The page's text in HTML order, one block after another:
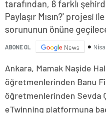
tarafından, 8 farklı
Paylaşır Mısın?' projesi
sorununun önüne
ABONE OL News
Ankara, Mamak Naşide
öğretmenlerinden Banu
öğretmenlerinden Sevda
eTwinning platformuna